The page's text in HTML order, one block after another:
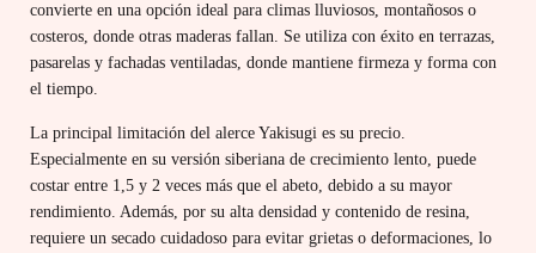
convierte en una opción ideal para climas lluviosos, montañosos o
costeros, donde otras maderas fallan. Se utiliza con éxito en terrazas,
pasarelas y fachadas ventiladas, donde mantiene firmeza y forma con
el tiempo.
La principal limitación del alerce Yakisugi es su precio.
Especialmente en su versión siberiana de crecimiento lento, puede
costar entre 1,5 y 2 veces más que el abeto, debido a su mayor
rendimiento. Además, por su alta densidad y contenido de resina,
requiere un secado cuidadoso para evitar grietas o deformaciones, lo